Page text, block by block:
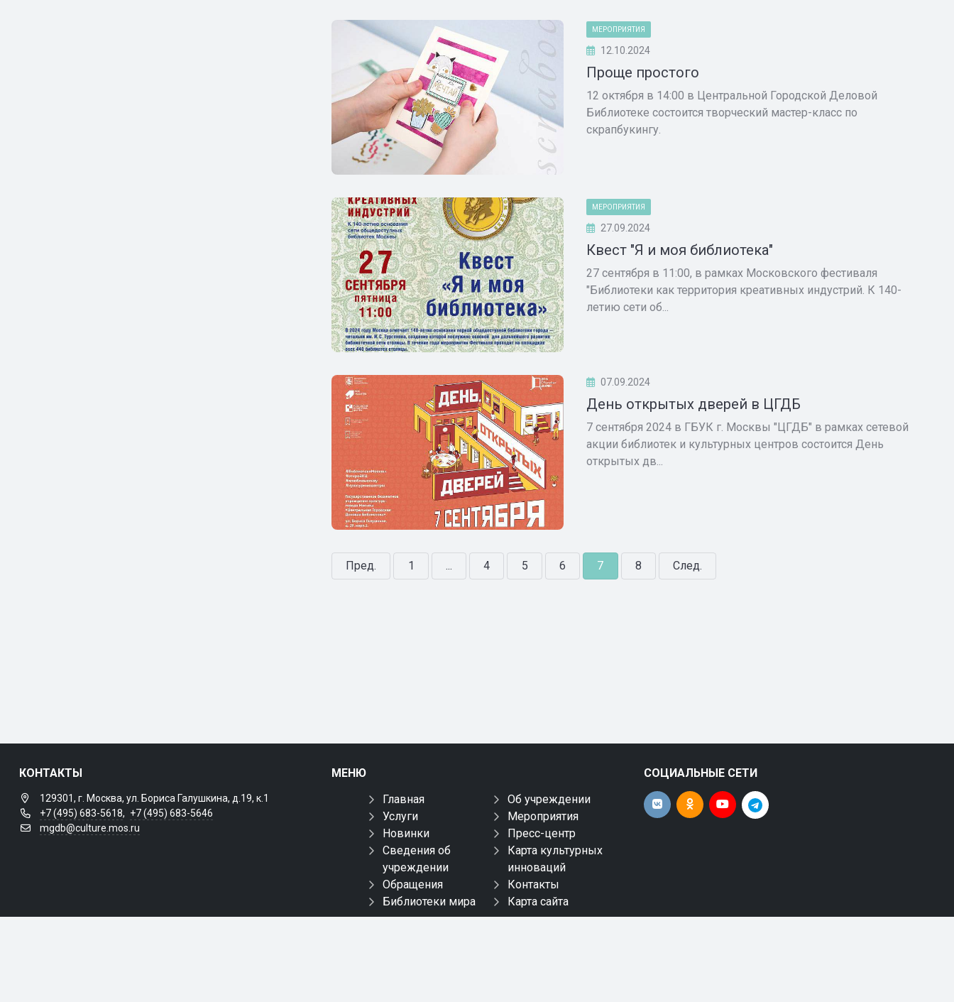
МЕРОПРИЯТИЯ
12.10.2024
Проще простого
12 октября в 14:00 в Центральной Городской Деловой
Библиотеке состоится творческий мастер-класс по
скрапбукингу.
МЕРОПРИЯТИЯ
27.09.2024
Квест "Я и моя библиотека"
27 сентября в 11:00, в рамках Московского фестиваля
"Библиотеки как территория креативных индустрий. К 140-
летию сети об...
07.09.2024
День открытых дверей в ЦГДБ
7 сентября 2024 в ГБУК г. Москвы "ЦГДБ" в рамках сетевой
акции библиотек и культурных центров состоится День
открытых дв...
Пред. 1 ... 4 5 6 7 8 След.
КОНТАКТЫ
129301, г. Москва, ул. Бориса Галушкина, д.19, к.1
+7 (495) 683-5618, +7 (495) 683-5646
mgdb@culture.mos.ru
МЕНЮ
Главная
Об учреждении
Услуги
Мероприятия
Новинки
Пресс-центр
Сведения об
учреждении
Карта культурных
инноваций
Обращения
Контакты
Библиотеки мира
Карта сайта
СОЦИАЛЬНЫЕ СЕТИ